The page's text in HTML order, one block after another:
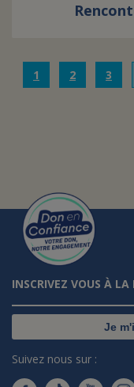
1 2 3
INSCRIVEZ VOUS À
Je
Suivez nous sur :